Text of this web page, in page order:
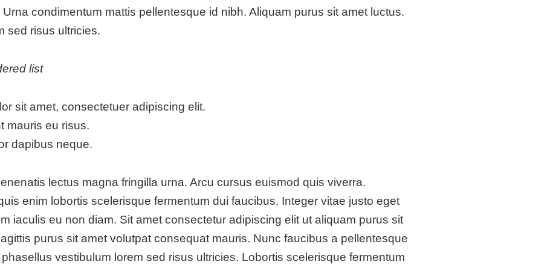
condimentum mattis pellentesque id nibh. Aliquam purus sit amet luctus.
sed risus ultricies.
list
sit amet, consectetuer adipiscing elit.
mauris eu risus.
dapibus neque.
lectus magna fringilla urna. Arcu cursus euismod quis viverra.
enim lobortis scelerisque fermentum dui faucibus. Integer vitae justo eget
iaculis eu non diam. Sit amet consectetur adipiscing elit ut aliquam purus sit
purus sit amet volutpat consequat mauris. Nunc faucibus a pellentesque
vestibulum lorem sed risus ultricies. Lobortis scelerisque fermentum